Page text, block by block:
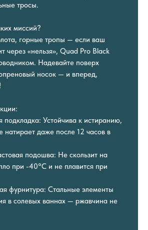
тросы.
миссий?
горные тропы — если ваш
через «нельзя», Quad Pro Black
Надевайте поверх
носок — и вперед,
подкладка: Устойчива к истиранию,
натирает даже после 12 часов в
подошва: Не скользит на
при -40°C и не плавится при
фурнитура: Стальные элементы
в солевых ваннах — ржавчина не